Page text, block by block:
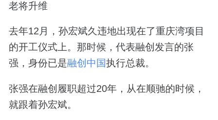
老将升维
去年12月，孙宏斌久违地出现在了重庆湾项目
的开工仪式上。那时候，代表融创发言的张
强，身份已是融创中国执行总裁。
张强在融创履职超过20年，从在顺驰的时候，
就跟着孙宏斌。